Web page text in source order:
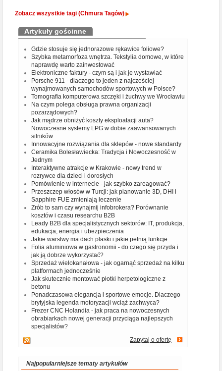
Zobacz wszystkie tagi (Chmura Tagów)
Artykuły gościnne
Gdzie stosuje się jednorazowe rękawice foliowe?
Szybka metamorfoza wnętrza. Tekstylia domowe, w które
naprawdę warto zainwestować
Elektroniczne faktury - czym są i jak je wystawiać
Porsche 911 - dlaczego to jeden z najcześciej
wynajmowanych samochodów sportowych w Polsce?
Tomografia komputerowa szczęki i żuchwy we Wrocławiu
Na czym polega obsługa prawna organizacji
pozarządowych?
Jak mądrze obniżyć koszty eksploatacji auta?
Nowoczesne systemy LPG w dobie zaawansowanych
silników
Innowacyjne rozwiązania dla sklepów - nowe standardy
Ceramika Bolesławiecka: Tradycja i Nowoczesność w
Jednym
Interaktywne atrakcje w Krakowie - nowy trend w
rozrywce dla dzieci i dorosłych
Pomówienie w internecie - jak szybko zareagować?
Przeszczep włosów w Turcji: jak planowanie 3D, DHI i
Sapphire FUE zmieniają leczenie
Zrób to sam czy wynajmij infobrokera? Porównanie
kosztów i czasu researchu B2B
Leady B2B dla specjalistycznych sektorów: IT, produkcja,
edukacja, energia i ubezpieczenia
Jakie warstwy ma dach płaski i jakie pełnią funkcje
Folia aluminiowa w gastronomii - do czego się przyda i
jak ją dobrze wykorzystać?
Sprzedaż wielokanałowa - jak ogarnąć sprzedaż na kilku
platformach jednocześnie
Jak skutecznie montować płotki herpetologiczne z
betonu
Ponadczasowa elegancja i sportowe emocje. Dlaczego
brytyjska legenda motoryzacji wciąż zachwyca?
Frezer CNC Holandia - jak praca na nowoczesnych
obrabiarkach nowej generacji przyciąga najlepszych
specjalistów?
Zapytaj o ofertę
Najpopularniejsze tematy artykułów